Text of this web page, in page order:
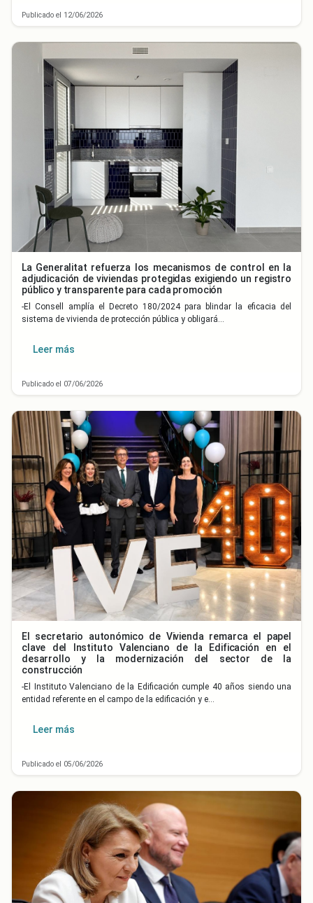
Publicado el 12/06/2026
La Generalitat refuerza los mecanismos de control en la
adjudicación de viviendas protegidas exigiendo un registro
público y transparente para cada promoción
-El Consell amplía el Decreto 180/2024 para blindar la eficacia del
sistema de vivienda de protección pública y obligará…
Leer más
Publicado el 07/06/2026
El secretario autonómico de Vivienda remarca el papel
clave del Instituto Valenciano de la Edificación en el
desarrollo y la modernización del sector de la
construcción
-El Instituto Valenciano de la Edificación cumple 40 años siendo una
entidad referente en el campo de la edificación y e…
Leer más
Publicado el 05/06/2026